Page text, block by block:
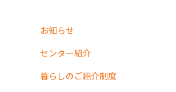
お知らせ
センター紹介
暮らしのご紹介制度